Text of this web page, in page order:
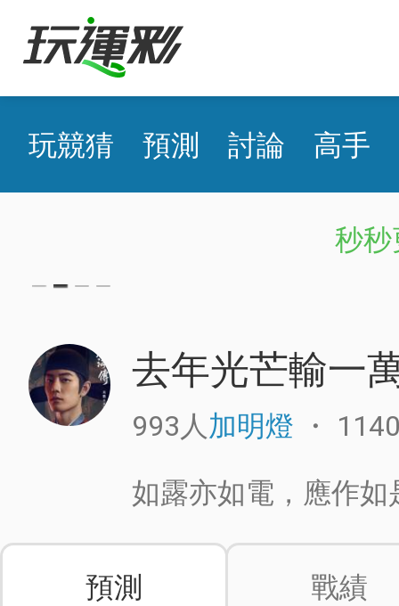
玩競猜 預測 討論 高手
秒秒更新！超快即時比分，
去年光芒輸一
993人加明燈 ・
如露亦如電，應作
預測 戰績